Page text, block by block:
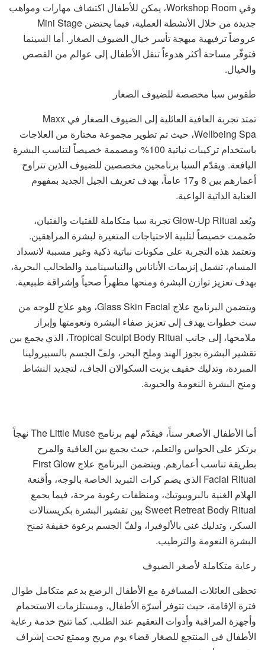
وفي Workshop Room، يمكن للأطفال اكتشاف مهارات ومواهب
جديدة من خلال الأنشطة العملية، فيما يحتضن Mini Stage
عروضاً ترفيهية مبهجة تأسر خيال الضيوف الصغار. أما السينما
فتوفّر مساحة أكثر هدوءاً تنقل الأطفال إلى عوالم من القصص
والخيال.
طقوس سبا مخصصة للضيوف الصغار
تمتد تجربة العافية العائلية إلى الضيوف الصغار في Maxx
Wellbeing Spa، حيث تم تطوير مجموعة مختارة من العلاجات
باستخدام تركيبات نباتية 100% ومصممة خصيصاً لتناسب البشرة
اليافعة. ويقدّم السبا برنامجين مخصصين للضيوف الذين تتراوح
أعمارهم بين 8 و17 عاماً، بهدف تعريف الجيل الجديد بمفهوم
العناية الذاتية الواعية.
ويُعد Glow-Up Ritual تجربة سبا متكاملة للفتيات والفتيان،
صُممت خصيصاً لتلبية الاحتياجات المتغيرة لبشرة المراهقين.
وتعتمد هذه التجربة على مكونات نباتية ذكية وغير مسببة لانسداد
المسام، تشمل إنزيمات الأناناس والنياسيناميد والطحالب البحرية،
بهدف تعزيز توازن البشرة ومنحها مظهراً صحياً وإشراقة طبيعية.
ويتضمن البرنامج علاج Glass Skin Facial، وهو علاج للوجه من
ست خطوات يهدف إلى تعزيز صفاء البشرة ونعومتها وإبراز
ملامحها، إلى جانب Tropical Sculpt Body Ritual، الذي يجمع بين
تقشير البشرة بجوز الهند وملح البحر، ولفّ الجسم بالسبيرولينا
المبردة، وتدليك خفيف بزيت السكوالان الجاف، لتجديد النشاط
ومنح البشرة النعومة والحيوية.
أما الأطفال الأصغر سناً، فيقدّم لهم برنامج The Little Muse نهجاً
يرتكز على الحواس والتعلم، حيث يجمع بين العافية والمرح
بطريقة تناسب أعمارهم. ويتضمن البرنامج علاج First Glow
Facial Ritual الذي يضم كرات التبريد الخاصة بالوجه، وأقنعة
الهلام الغنية بالبروبيوتيك، ومنظفات رغوية مرحة، فيما يجمع
Sweet Retreat Body Ritual بين تقشير البشرة بكريستالات
السكر، وتدليك غني بالألوفيرا، ولفّ الجسم برغوة خفيفة تمنح
البشرة النعومة والترطيب.
رعاية متكاملة لأصغر الضيوف
تحظى العائلات المسافرة مع الأطفال الرضع بدعم متكامل طوال
فترة الإقامة، حيث تتوفر أسرّة الأطفال، ومستلزمات الاستحمام
وأجهزة المراقبة وأدوات التعقيم عند الطلب. كما تتيح خدمة رعاية
الأطفال في المنتجع للصغار قضاء يوم مريح وممتع تحت إشراف